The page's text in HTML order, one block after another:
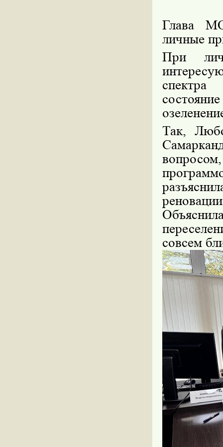
Глава
личные
При
спектра
Так,
совсем